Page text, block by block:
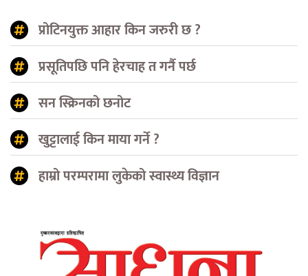
प्रोटिनयुक्त आहार किन जरुरी छ ?
प्रसूतिपछि पनि हेरचाह त गर्नै पर्छ
सन स्क्रिनको छनोट
खुट्टालाई किन माया गर्ने ?
हाम्रो परम्परामा लुकेको स्वास्थ्य विज्ञान